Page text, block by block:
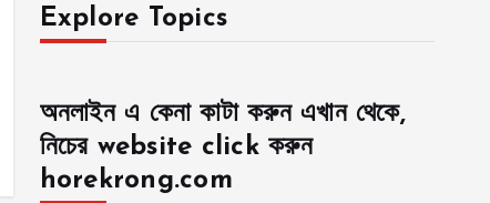
Explore Topics
অনলাইন এ কেনা কাটা করুন এখান থেকে,
নিচের website click করুন
horekrong.com